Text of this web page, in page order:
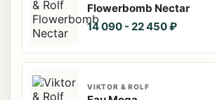
Flowerbomb Nectar
14 090 - 22 450 ₽
VIKTOR & ROLF